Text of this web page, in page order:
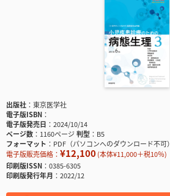
出版社
東京医学社
電子版ISBN
電子版発売日
2024/10/14
ページ数
1160ページ判型
B5
フォーマット
PDF（パソコンへのダウンロード不可）
電子版販売価格： ¥12,100(本体¥11,000＋税10％)
印刷版ISSN
0385-6305
印刷版発行年月
2022/12